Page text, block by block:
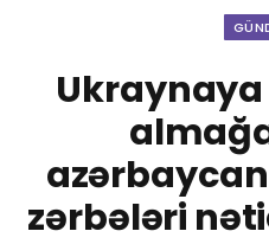
zərbələri